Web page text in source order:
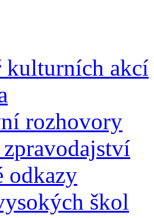
kulturních akcí
rozhovory
odkazy
škol